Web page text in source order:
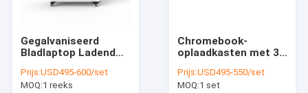
Gegalvaniseerd
Bladlaptop Ladend
van
HavensWisselstroom
Prijs:USD495-600/set
MOQ:1 reeks
Chromebook-
oplaadkasten met 30
met goede kwaliteit
Prijs:USD495-550/set
MOQ:1 set